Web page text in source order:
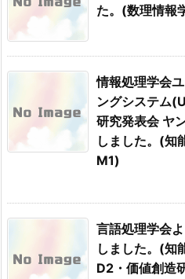
た。(数理情報
情報処理学会
ングシステム
研究発表会 ヤ
しました。(知
M1)
言語処理学会
しました。(知
D2・価値創造